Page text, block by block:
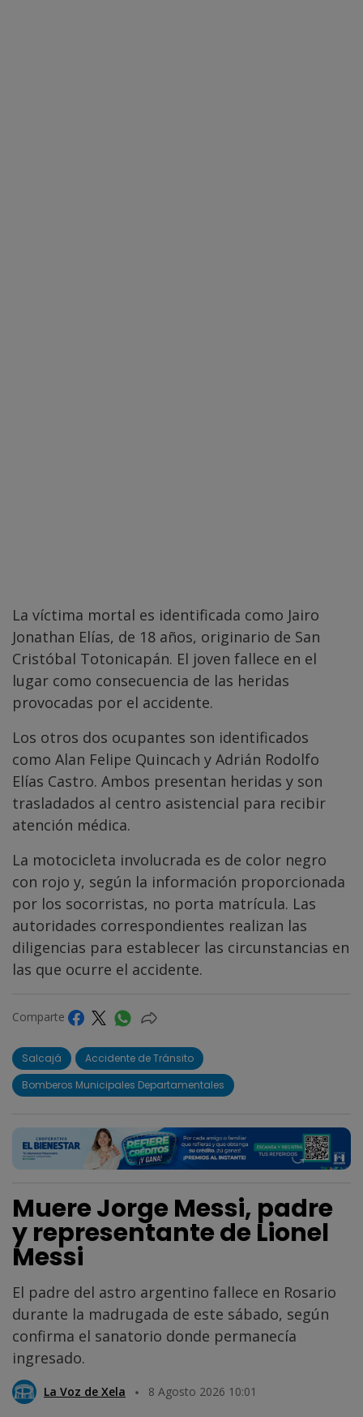
La víctima mortal es identificada como Jairo
Jonathan Elías, de 18 años, originario de San
Cristóbal Totonicapán. El joven fallece en el
lugar como consecuencia de las heridas
provocadas por el accidente.
Los otros dos ocupantes son identificados
como Alan Felipe Quincach y Adrián Rodolfo
Elías Castro. Ambos presentan heridas y son
trasladados al centro asistencial para recibir
atención médica.
La motocicleta involucrada es de color negro
con rojo y, según la información proporcionada
por los socorristas, no porta matrícula. Las
autoridades correspondientes realizan las
diligencias para establecer las circunstancias en
las que ocurre el accidente.
Comparte
Salcajá
Accidente de Tránsito
Bomberos Municipales Departamentales
Muere Jorge Messi, padre
y representante de Lionel
Messi
El padre del astro argentino fallece en Rosario
durante la madrugada de este sábado, según
confirma el sanatorio donde permanecía
ingresado.
La Voz de Xela 8 Agosto 2026 10:01